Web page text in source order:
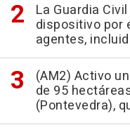
La Guardia
dispositivo por
agentes,
(AM2) Activo
de 95
(Pontevedra),